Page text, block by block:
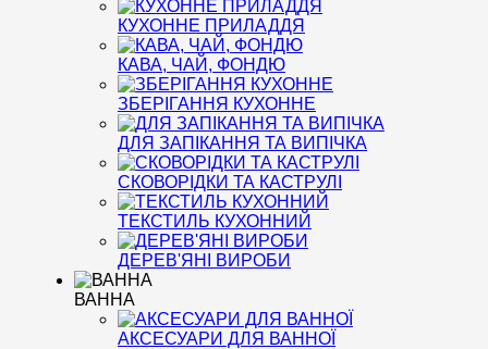
КУХОННЕ ПРИЛАДДЯ
КАВА, ЧАЙ, ФОНДЮ
ЗБЕРІГАННЯ КУХОННЕ
ДЛЯ ЗАПІКАННЯ ТА ВИПІЧКА
СКОВОРІДКИ ТА КАСТРУЛІ
ТЕКСТИЛЬ КУХОННИЙ
ДЕРЕВ'ЯНІ ВИРОБИ
ВАННА
АКСЕСУАРИ ДЛЯ ВАННОЇ